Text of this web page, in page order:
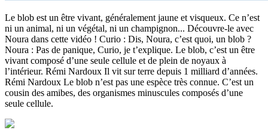
Le blob est un être vivant, généralement jaune et visqueux. Ce n’est
ni un animal, ni un végétal, ni un champignon... Découvre-le avec
Noura dans cette vidéo ! Curio : Dis, Noura, c’est quoi, un blob ?
Noura : Pas de panique, Curio, je t’explique. Le blob, c’est un être
vivant composé d’une seule cellule et de plein de noyaux à
l’intérieur. Rémi Nardoux Il vit sur terre depuis 1 milliard d’années.
Rémi Nardoux Le blob n’est pas une espèce très connue. C’est un
cousin des amibes, des organismes minuscules composés d’une
seule cellule.